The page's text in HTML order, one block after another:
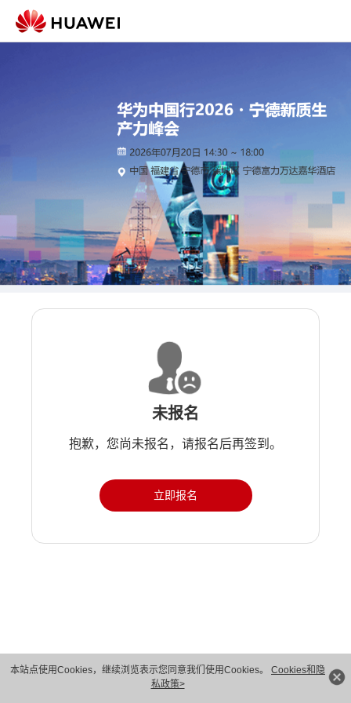
本站点使用Cookies，继续浏览表示您同意我们使用Cookies。 Cookies和隐
私政策>
未报名
抱歉，您尚未报名，请报名后再签到。
立即报名
版权所有 © 华为技术有限公司 1998-2026。 保留一切权利。粤A2-20044005号
隐私保护
法律声明